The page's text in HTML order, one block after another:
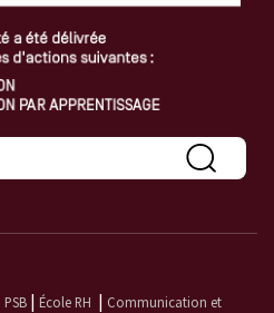
Formulaire de recherche
PSB| École RH | Communication et